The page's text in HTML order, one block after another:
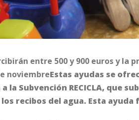
entre 500 y 900 euros y la
noviembreEstas ayudas se
la Subvención RECICLA, que
recibos del agua. Esta ayuda